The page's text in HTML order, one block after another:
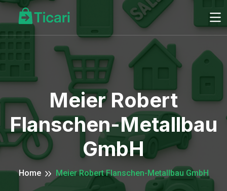
Meier Robert
Flanschen-Metallbau
GmbH
Home Meier Robert Flanschen-Metallbau GmbH